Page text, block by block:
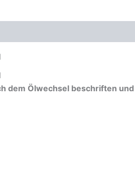
dem Ölwechsel beschriften